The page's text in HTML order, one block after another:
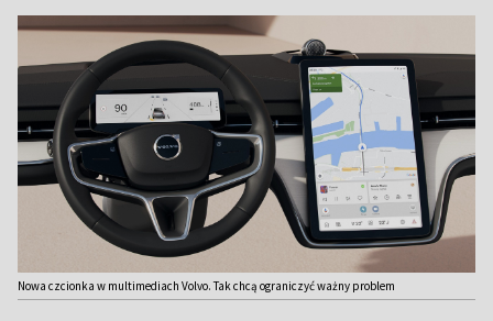
Nowa czcionka w multimediach Volvo. Tak chcą ograniczyć ważny problem